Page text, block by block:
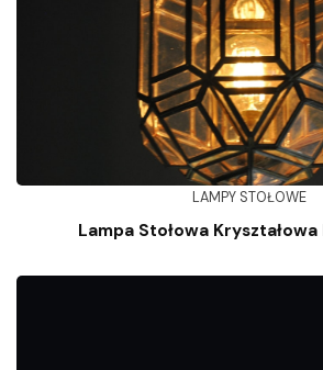
LAMPY STOŁOWE
Lampa Stołowa